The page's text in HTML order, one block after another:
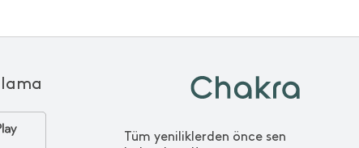
Tüm yeniliklerden önce sen